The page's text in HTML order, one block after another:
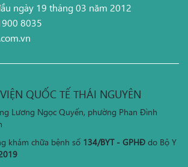
ngày 19 tháng 03 năm 2012
8035
QUỐC TẾ THÁI NGUYÊN
Lương Ngọc Quyến, phường Phan Đình
khám chữa bệnh số 134/BYT - GPHĐ do Bộ Y